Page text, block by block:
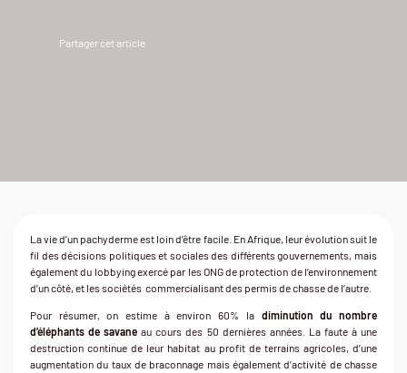
Partager cet article
La vie d’un pachyderme est loin d’être facile. En Afrique, leur évolution suit le
fil des décisions politiques et sociales des différents gouvernements, mais
également du lobbying exercé par les ONG de protection de l’environnement
d’un côté, et les sociétés commercialisant des permis de chasse de l’autre.
Pour résumer, on estime à environ 60% la diminution du nombre
d’éléphants de savane au cours des 50 dernières années. La faute à une
destruction continue de leur habitat au profit de terrains agricoles, d’une
augmentation du taux de braconnage mais également d’activité de chasse